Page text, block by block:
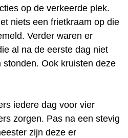
op de verkeerde plek.
niets een frietkraam op die
Verder waren er
al na de eerste dag niet
Ook kruisten deze
iedere dag voor vier
zorgen. Pas na een stevig
zijn deze er